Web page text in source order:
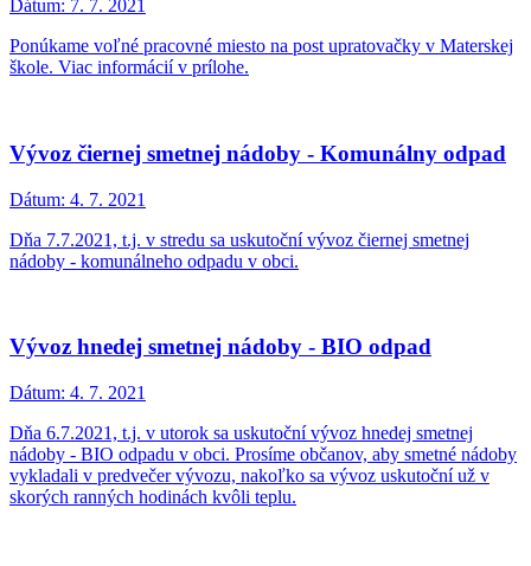
Dátum: 7. 7. 2021
Ponúkame voľné pracovné miesto na post upratovačky v Materskej
škole. Viac informácií v prílohe.
Vývoz čiernej smetnej nádoby - Komunálny odpad
Dátum: 4. 7. 2021
Dňa 7.7.2021, t.j. v stredu sa uskutoční vývoz čiernej smetnej
nádoby - komunálneho odpadu v obci.
Vývoz hnedej smetnej nádoby - BIO odpad
Dátum: 4. 7. 2021
Dňa 6.7.2021, t.j. v utorok sa uskutoční vývoz hnedej smetnej
nádoby - BIO odpadu v obci. Prosíme občanov, aby smetné nádoby
vykladali v predvečer vývozu, nakoľko sa vývoz uskutoční už v
skorých ranných hodinách kvôli teplu.